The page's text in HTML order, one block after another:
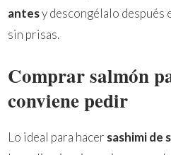
antesy descongélalo después
sin prisas.
Comprar salmón
conviene pedir
Lo ideal para hacer sashimi de